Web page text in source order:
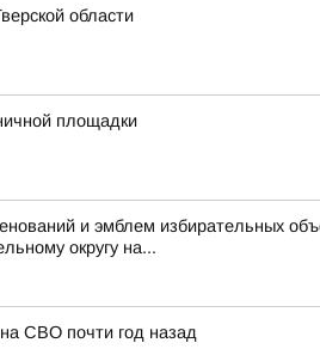
области
площадки
и эмблем избирательных
округу на...
СВО почти год назад